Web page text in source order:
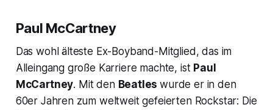
Paul McCartney
Das wohl älteste Ex-Boyband-Mitglied, das im
Alleingang große Karriere machte, ist Paul
McCartney. Mit den Beatleswurde er in den
60er Jahren zum weltweit gefeierten Rockstar: Die